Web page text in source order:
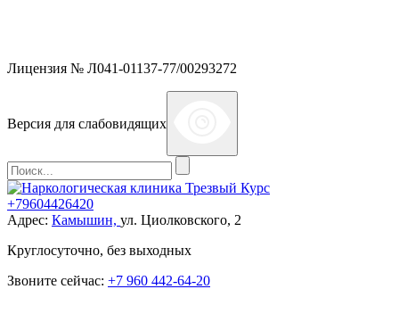
Лицензия № Л041-01137-77/00293272
Версия для слабовидящих
+79604426420
Адрес: Камышин, ул. Циолковского, 2
Круглосуточно, без выходных
Звоните сейчас: +7 960 442-64-20